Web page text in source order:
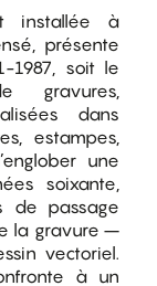
installée à
présente
1987, soit le
gravures,
dans
estampes,
une
soixante,
de passage
la gravure –
vectoriel.
à un